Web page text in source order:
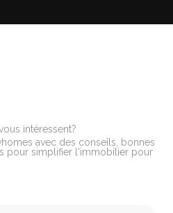
intéressent?
avec des conseils, bonnes
pour simplifier l'immobilier pour